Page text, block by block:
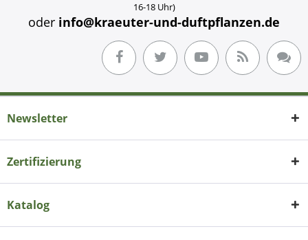
16-18 Uhr)
oder info@kraeuter-und-duftpflanzen.de
Newsletter
Zertifizierung
Katalog